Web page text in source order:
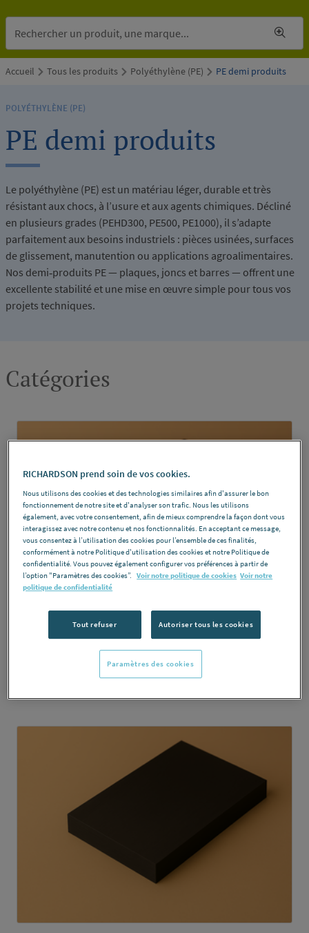
Accueil Tous les produits Polyéthylène (PE) PE demi produits
POLYÉTHYLÈNE (PE)
PE demi produits
Le polyéthylène (PE) est un matériau léger, durable et très
résistant aux chocs, à l’usure et aux agents chimiques. Décliné
en plusieurs grades (PEHD300, PE500, PE1000), il s’adapte
parfaitement aux besoins industriels : pièces usinées, surfaces
de glissement, manutention ou applications agroalimentaires.
Nos demi‑produits PE — plaques, joncs et barres — offrent une
excellente stabilité et une mise en œuvre simple pour tous vos
projets techniques.
Catégories
PE HD 300
DÉCOUVRIR
RICHARDSON prend soin de vos cookies.
Nous utilisons des cookies et des technologies similaires afin d'assurer le bon
fonctionnement de notre site et d'analyser son trafic. Nous les utilisons
également, avec votre consentement, afin de mieux comprendre la façon dont vous
interagissez avec notre contenu et nos fonctionnalités. En acceptant ce message,
vous consentez à l’utilisation des cookies pour l’ensemble de ces finalités,
conformément à notre Politique d'utilisation des cookies et notre Politique de
confidentialité. Vous pouvez également configurer vos préférences à partir de
l’option "Paramètres des cookies”. Voir notre politique de cookies Voir notre
politique de confidentialité
Tout refuser Autoriser tous les cookies
Paramètres des cookies